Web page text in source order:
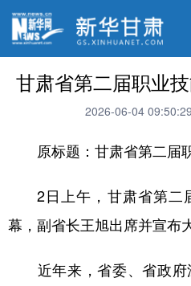
甘肃省第二届职业
2026-06-04 09:50:29
原标题：甘肃省第二届
2日上午，甘肃省第二
幕，副省长王旭出席并宣布
近年来，省委、省政府